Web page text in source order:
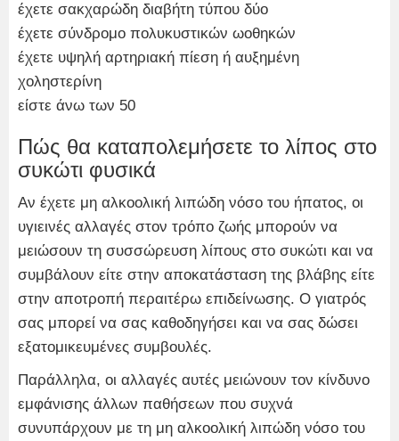
έχετε σακχαρώδη διαβήτη τύπου δύο
έχετε σύνδρομο πολυκυστικών ωοθηκών
έχετε υψηλή αρτηριακή πίεση ή αυξημένη
χοληστερίνη
είστε άνω των 50
Πώς θα καταπολεμήσετε το λίπος στο
συκώτι φυσικά
Αν έχετε μη αλκοολική λιπώδη νόσο του ήπατος, οι
υγιεινές αλλαγές στον τρόπο ζωής μπορούν να
μειώσουν τη συσσώρευση λίπους στο συκώτι και να
συμβάλουν είτε στην αποκατάσταση της βλάβης είτε
στην αποτροπή περαιτέρω επιδείνωσης. Ο γιατρός
σας μπορεί να σας καθοδηγήσει και να σας δώσει
εξατομικευμένες συμβουλές.
Παράλληλα, οι αλλαγές αυτές μειώνουν τον κίνδυνο
εμφάνισης άλλων παθήσεων που συχνά
συνυπάρχουν με τη μη αλκοολική λιπώδη νόσο του